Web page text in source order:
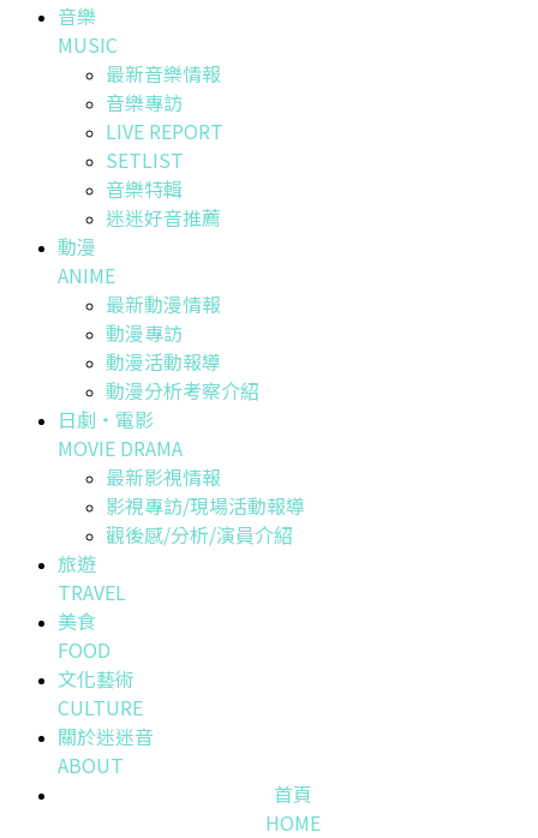
音樂
MUSIC
最新音樂情報
音樂專訪
LIVE REPORT
SETLIST
音樂特輯
迷迷好音推薦
動漫
ANIME
最新動漫情報
動漫專訪
動漫活動報導
動漫分析考察介紹
日劇・電影
MOVIE DRAMA
最新影視情報
影視專訪/現場活動報導
觀後感/分析/演員介紹
旅遊
TRAVEL
美食
FOOD
文化藝術
CULTURE
關於迷迷音
ABOUT
首頁
HOME